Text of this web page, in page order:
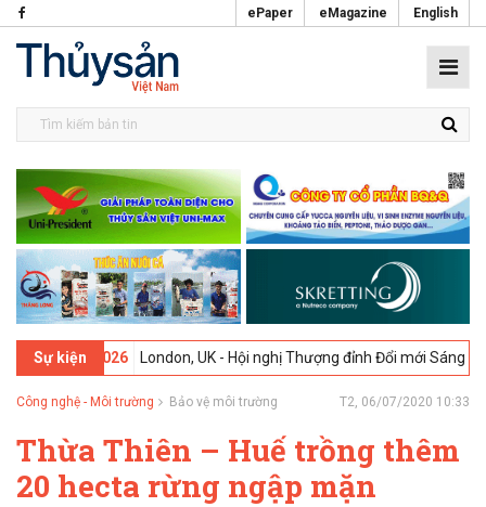
ePaper eMagazine English
Sự kiện
02-2026 London, UK - Hội nghị Thượng đỉnh Đổi mới Sáng tạo
Công nghệ - Môi trường Bảo vệ môi trường T2, 06/07/2020 10:33
Thừa Thiên – Huế trồng thêm
20 hecta rừng ngập mặn